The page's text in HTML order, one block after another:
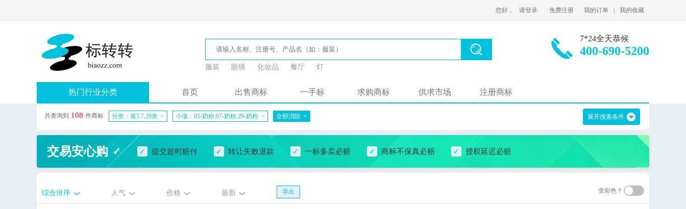
您好， 请登录 免费注册 我的订单 我的收藏
服装 眼镜 化妆品 餐厅 灯
7*24全天恭候
400-690-5200
热门行业分类 首页 出售商标 一手标 求购商标 供求市场 注册商标
共查询到 108 件商标 分类：第5,7,29类 × 小项：05-奶粉;07-奶粉;29-奶粉 × 全部消除 × 展开搜索条件
交易安心购 提交超时赔付 转让失败退款 一标多卖必赔 商标不保真必赔 授权延迟必赔
综合排序 人气 价格 最新 导出 变彩色？